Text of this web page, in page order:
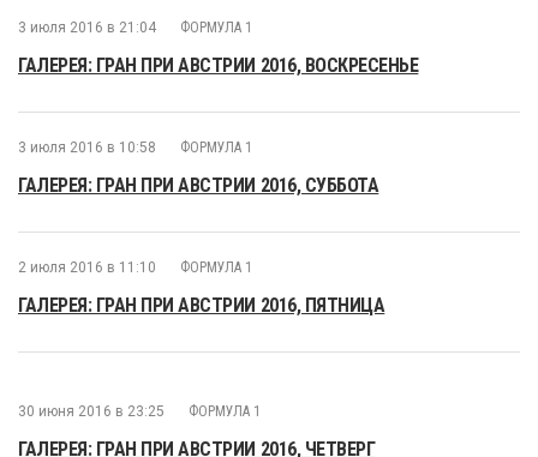
3 июля 2016 в 21:04 ФОРМУЛА 1
ГАЛЕРЕЯ: ГРАН ПРИ АВСТРИИ 2016, ВОСКРЕСЕНЬЕ
3 июля 2016 в 10:58 ФОРМУЛА 1
ГАЛЕРЕЯ: ГРАН ПРИ АВСТРИИ 2016, СУББОТА
2 июля 2016 в 11:10 ФОРМУЛА 1
ГАЛЕРЕЯ: ГРАН ПРИ АВСТРИИ 2016, ПЯТНИЦА
30 июня 2016 в 23:25 ФОРМУЛА 1
ГАЛЕРЕЯ: ГРАН ПРИ АВСТРИИ 2016, ЧЕТВЕРГ